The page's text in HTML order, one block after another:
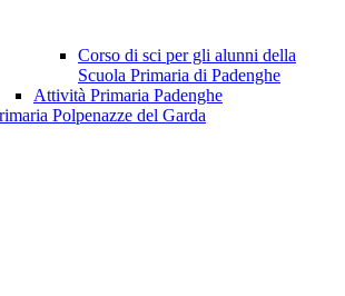
Corso di sci per gli alunni della
Scuola Primaria di Padenghe
Attività Primaria Padenghe
Polpenazze del Garda